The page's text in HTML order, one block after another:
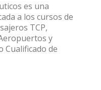
es una
a los cursos de
TCP,
y
Cualificado de